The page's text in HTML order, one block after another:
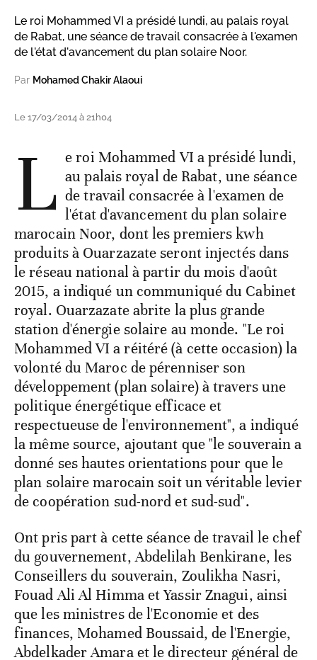
Le roi Mohammed VI a présidé lundi, au palais royal
de Rabat, une séance de travail consacrée à l'examen
de l'état d'avancement du plan solaire Noor.
Par Mohamed Chakir Alaoui
Le 17/03/2014 à 21h04
L e roi Mohammed VI a présidé lundi,
au palais royal de Rabat, une séance
de travail consacrée à l'examen de
l'état d'avancement du plan solaire
marocain Noor, dont les premiers kwh
produits à Ouarzazate seront injectés dans
le réseau national à partir du mois d'août
2015, a indiqué un communiqué du Cabinet
royal. Ouarzazate abrite la plus grande
station d'énergie solaire au monde. "Le roi
Mohammed VI a réitéré (à cette occasion) la
volonté du Maroc de pérenniser son
développement (plan solaire) à travers une
politique énergétique efficace et
respectueuse de l'environnement", a indiqué
la même source, ajoutant que "le souverain a
donné ses hautes orientations pour que le
plan solaire marocain soit un véritable levier
de coopération sud-nord et sud-sud".
Ont pris part à cette séance de travail le chef
du gouvernement, Abdelilah Benkirane, les
Conseillers du souverain, Zoulikha Nasri,
Fouad Ali Al Himma et Yassir Znagui, ainsi
que les ministres de l'Economie et des
finances, Mohamed Boussaid, de l'Energie,
Abdelkader Amara et le directeur général de